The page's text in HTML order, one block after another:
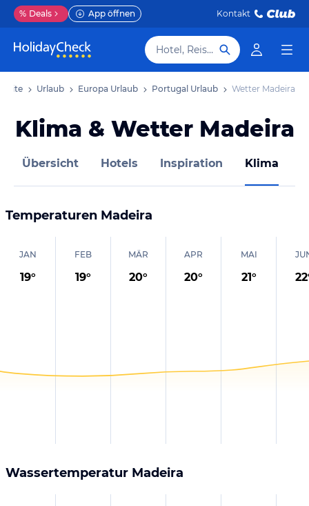
% Deals App öffnen Kontakt
Hotel, Reiseziel
Urlaub Europa Urlaub Portugal Urlaub Wetter Madeira
Klima & Wetter Madeira
Übersicht Hotels Inspiration Klima
Temperaturen Madeira
JAN
19°
FEB
19°
MÄR
20°
APR
20°
MAI
21° 22
Wassertemperatur Madeira